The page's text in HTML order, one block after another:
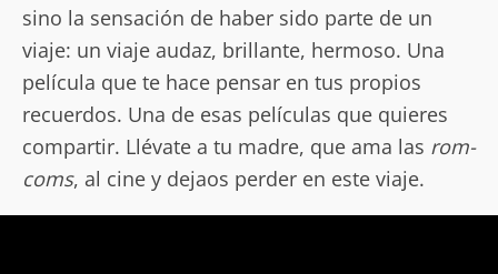
sino la sensación de haber sido parte de un
viaje: un viaje audaz, brillante, hermoso. Una
película que te hace pensar en tus propios
recuerdos. Una de esas películas que quieres
compartir. Llévate a tu madre, que ama las rom-
coms, al cine y dejaos perder en este viaje.